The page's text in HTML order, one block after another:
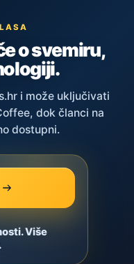
o svemiru,
i može uključivati
dok članci na
dostupni.
Više